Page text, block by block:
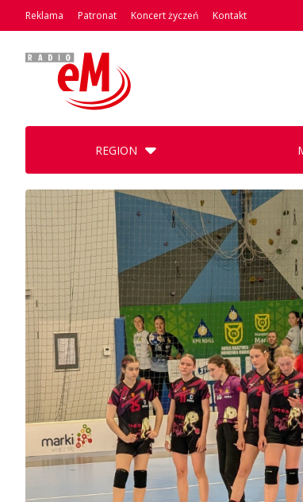
Reklama Patronat Koncert życzeń Kontakt
REGION